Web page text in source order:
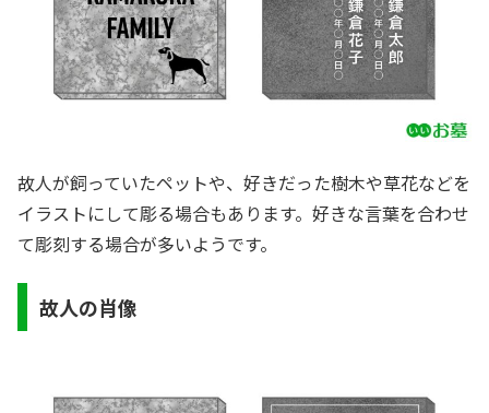
故人が飼っていたペットや、好きだった樹木や草花などを
イラストにして彫る場合もあります。好きな言葉を合わせ
て彫刻する場合が多いようです。
故人の肖像